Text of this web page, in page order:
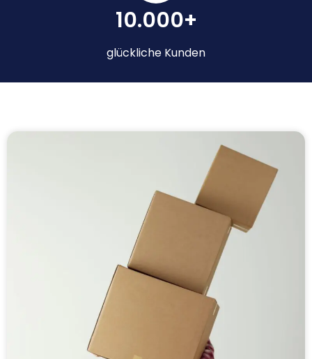
10.000+
glückliche Kunden